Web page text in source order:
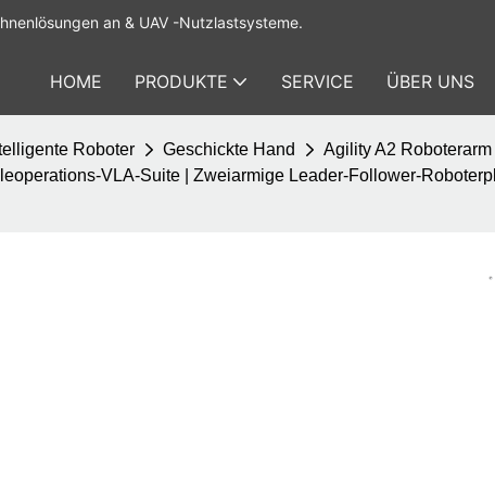
an & UAV -Nutzlastsysteme.
HOME PRODUKTE SERVICE ÜBER UNS
Roboter Geschickte Hand
Agility A2 Roboterarm
VLA-Suite | Zweiarmige Leader-Follower-